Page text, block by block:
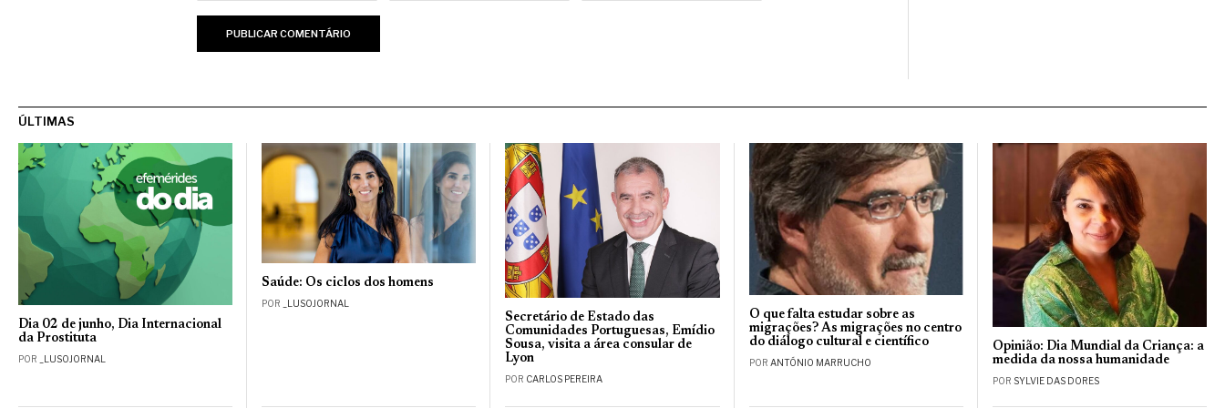
ÚLTIMAS
Dia 02 de junho, Dia Internacional
da Prostituta
POR _LUSOJORNAL
Saúde: Os ciclos dos homens
POR _LUSOJORNAL
Secretário de Estado das
Comunidades Portuguesas, Emídio
Sousa, visita a área consular de
Lyon
POR CARLOS PEREIRA
O que falta estudar sobre as
migrações? As migrações no centro
do diálogo cultural e científico
POR ANTÓNIO MARRUCHO
Opinião: Dia Mundial da Criança: a
medida da nossa humanidade
POR SYLVIE DAS DORES